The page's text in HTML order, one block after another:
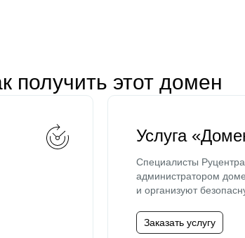
получить этот домен
Услуга
Специалисты
администратором
и организуют
Заказать услугу